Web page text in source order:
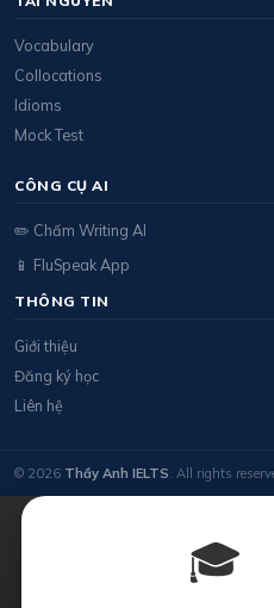
Vocabulary
Collocations
Idioms
Mock Test
CÔNG CỤ AI
✏️ Chấm Writing AI
📱 FluSpeak App
THÔNG TIN
Giới thiệu
Đăng ký học
Liên hệ
© 2026 Thầy Anh IELTS. All rights
🎓